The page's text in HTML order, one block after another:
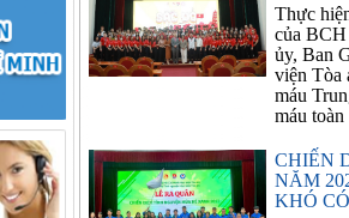
Thực
của
ủy, Ban
viện Tòa
máu
máu
CHIẾN
NĂM
KHÓ